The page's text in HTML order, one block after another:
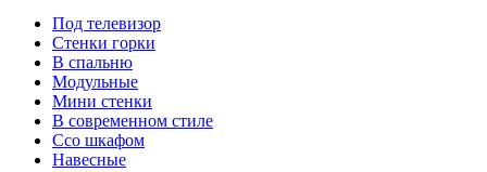
Под телевизор
Стенки горки
В спальню
Модульные
Мини стенки
В современном стиле
Ссо шкафом
Навесные